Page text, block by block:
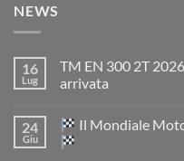
NEWS
16
Lug
TM EN 300 2T
arrivata
su
TM
EN
24
Giu
Il Mondiale